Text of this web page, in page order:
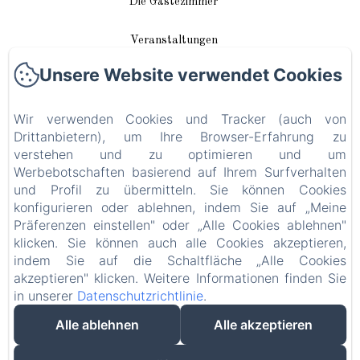
Veranstaltungen
In unserer Nähe
Anreise / Kontakt
Plan du site
Blog
Rechtliche Informationen
EN FR DE
Powered mit Amenitiz
Unsere Website verwendet Cookies
Wir verwenden Cookies und Tracker (auch von
Drittanbietern), um Ihre Browser-Erfahrung zu
verstehen und zu optimieren und um
Werbebotschaften basierend auf Ihrem Surfverhalten
und Profil zu übermitteln. Sie können Cookies
konfigurieren oder ablehnen, indem Sie auf „Meine
Präferenzen einstellen" oder „Alle Cookies ablehnen"
klicken. Sie können auch alle Cookies akzeptieren,
indem Sie auf die Schaltfläche „Alle Cookies
akzeptieren" klicken. Weitere Informationen finden Sie
in unserer Datenschutzrichtlinie.
Alle ablehnen
Alle akzeptieren